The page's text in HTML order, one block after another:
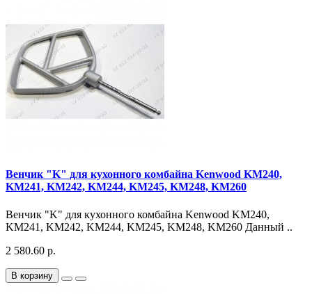
Венчик "K" для кухонного комбайна Kenwood KM240,
KM241, KM242, KM244, KM245, KM248, KM260
Венчик "K" для кухонного комбайна Kenwood KM240,
KM241, KM242, KM244, KM245, KM248, KM260 Данный ..
2 580.60 р.
В корзину